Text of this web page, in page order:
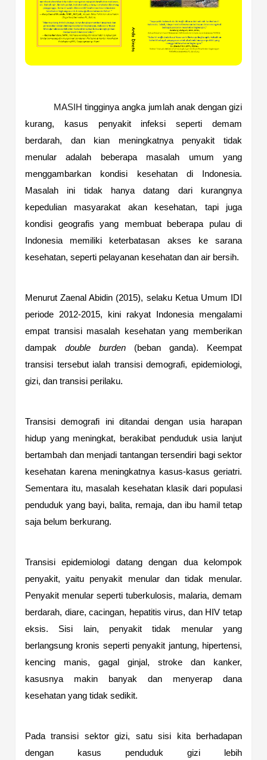
MASIH tingginya angka jumlah anak dengan gizi
kurang, kasus penyakit infeksi seperti demam
berdarah, dan kian meningkatnya penyakit tidak
menular adalah beberapa masalah umum yang
menggambarkan kondisi kesehatan di Indonesia.
Masalah ini tidak hanya datang dari kurangnya
kepedulian masyarakat akan kesehatan, tapi juga
kondisi geografis yang membuat beberapa pulau di
Indonesia memiliki keterbatasan akses ke sarana
kesehatan, seperti pelayanan kesehatan dan air bersih.
Menurut Zaenal Abidin (2015), selaku Ketua Umum IDI
periode 2012-2015, kini rakyat Indonesia mengalami
empat transisi masalah kesehatan yang memberikan
dampak double burden (beban ganda). Keempat
transisi tersebut ialah transisi demografi, epidemiologi,
gizi, dan transisi perilaku.
Transisi demografi ini ditandai dengan usia harapan
hidup yang meningkat, berakibat penduduk usia lanjut
bertambah dan menjadi tantangan tersendiri bagi sektor
kesehatan karena meningkatnya kasus-kasus geriatri.
Sementara itu, masalah kesehatan klasik dari populasi
penduduk yang bayi, balita, remaja, dan ibu hamil tetap
saja belum berkurang.
Transisi epidemiologi datang dengan dua kelompok
penyakit, yaitu penyakit menular dan tidak menular.
Penyakit menular seperti tuberkulosis, malaria, demam
berdarah, diare, cacingan, hepatitis virus, dan HIV tetap
eksis. Sisi lain, penyakit tidak menular yang
berlangsung kronis seperti penyakit jantung, hipertensi,
kencing manis, gagal ginjal, stroke dan kanker,
kasusnya makin banyak dan menyerap dana
kesehatan yang tidak sedikit.
Pada transisi sektor gizi, satu sisi kita berhadapan
dengan kasus penduduk gizi lebih